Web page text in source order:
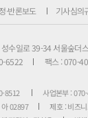
·반론보도 기사심의
수일로 39-34 서울숲더
6522
팩스 : 070-
8512
사업본부 :
02897
제호 : 비즈